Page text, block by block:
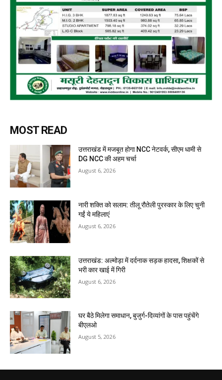
MOST READ
उत्तराखंड में मजबूत होगा NCC नेटवर्क, सीएम धामी से
DG NCC की अहम चर्चा
August 6, 2026
नारी शक्ति को सलाम: तीलू रौतेली पुरस्कार के लिए चुनी
गईं ये महिलाएं
August 6, 2026
उत्तराखंड: अल्मोड़ा में दर्दनाक सड़क हादसा, शिक्षकों से
भरी कार खाई में गिरी
August 6, 2026
घर बैठे मिलेगा समाधान, बुजुर्ग-दिव्यांगों के पास पहुंचेंगे
बीएलओ
August 5, 2026